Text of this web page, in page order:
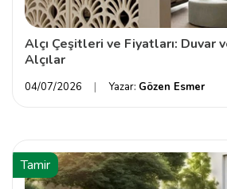
Alçı Çeşitleri ve Fiyatları: Duvar
Alçılar
04/07/2026 Yazar: Gözen Esmer
Tamir